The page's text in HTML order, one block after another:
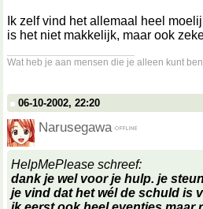
Ik zelf vind het allemaal heel
is het niet makkelijk, maar ook
Wat heb je aan mensen die je alleen kunt
06-10-2002, 22:20
Narusegawa
HelpMePlease schreef:
dank je wel voor je hulp. je
je vind dat het wél de schuld is